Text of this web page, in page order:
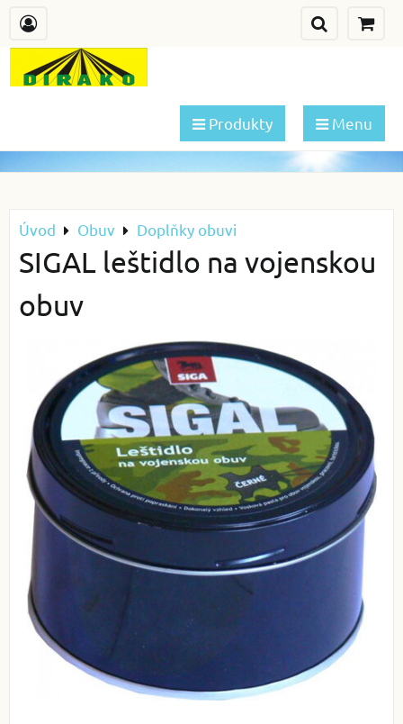
Produkty Menu
Úvod Obuv Doplňky obuvi
SIGAL leštidlo na vojenskou
obuv